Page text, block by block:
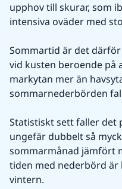
upphov till skurar, som
intensiva oväder med
Sommartid är det
vid kusten beroende på
markytan mer än
sommarnederbörden
Statistiskt sett faller det
ungefär dubbelt så
sommarmånad jämfört
tiden med nederbörd
vintern.